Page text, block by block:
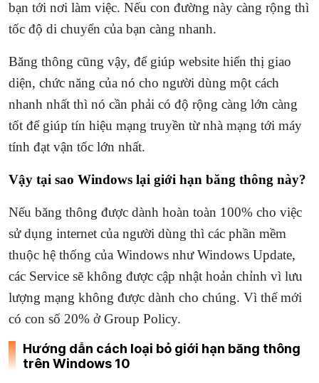
bạn tới nơi làm việc. Nếu con đường này càng rộng thì
tốc độ di chuyển của bạn càng nhanh.
Băng thông cũng vậy, để giúp website hiển thị giao
diện, chức năng của nó cho người dùng một cách
nhanh nhất thì nó cần phải có độ rộng càng lớn càng
tốt để giúp tín hiệu mạng truyền từ nhà mạng tới máy
tính đạt vận tốc lớn nhất.
Vậy tại sao Windows lại giới hạn băng thông này?
Nếu băng thông được dành hoàn toàn 100% cho việc
sử dụng internet của người dùng thì các phần mềm
thuộc hệ thống của Windows như Windows Update,
các Service sẽ không được cập nhật hoản chỉnh vì lưu
lượng mạng không được dành cho chúng. Vì thế mới
có con số 20% ở Group Policy.
Hướng dẫn cách loại bỏ giới hạn băng thông
trên Windows 10